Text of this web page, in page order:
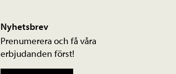
Nyhetsbrev
Prenumerera och få våra
erbjudanden först!